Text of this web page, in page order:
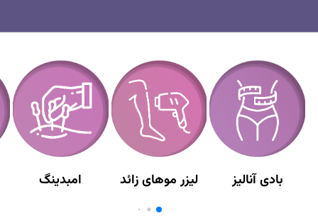
بادی آنالیز لیزر موهای زائد امبدینگ